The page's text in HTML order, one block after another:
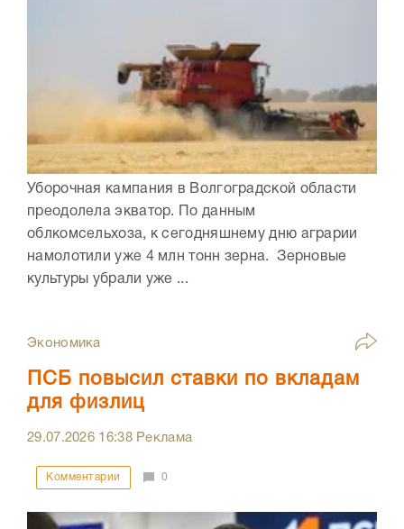
Уборочная кампания в Волгоградской области
преодолела экватор. По данным
облкомсельхоза, к сегодняшнему дню аграрии
намолотили уже 4 млн тонн зерна. Зерновые
культуры убрали уже ...
Экономика
ПСБ повысил ставки по вкладам
для физлиц
29.07.2026 16:38Реклама
Комментарии 0